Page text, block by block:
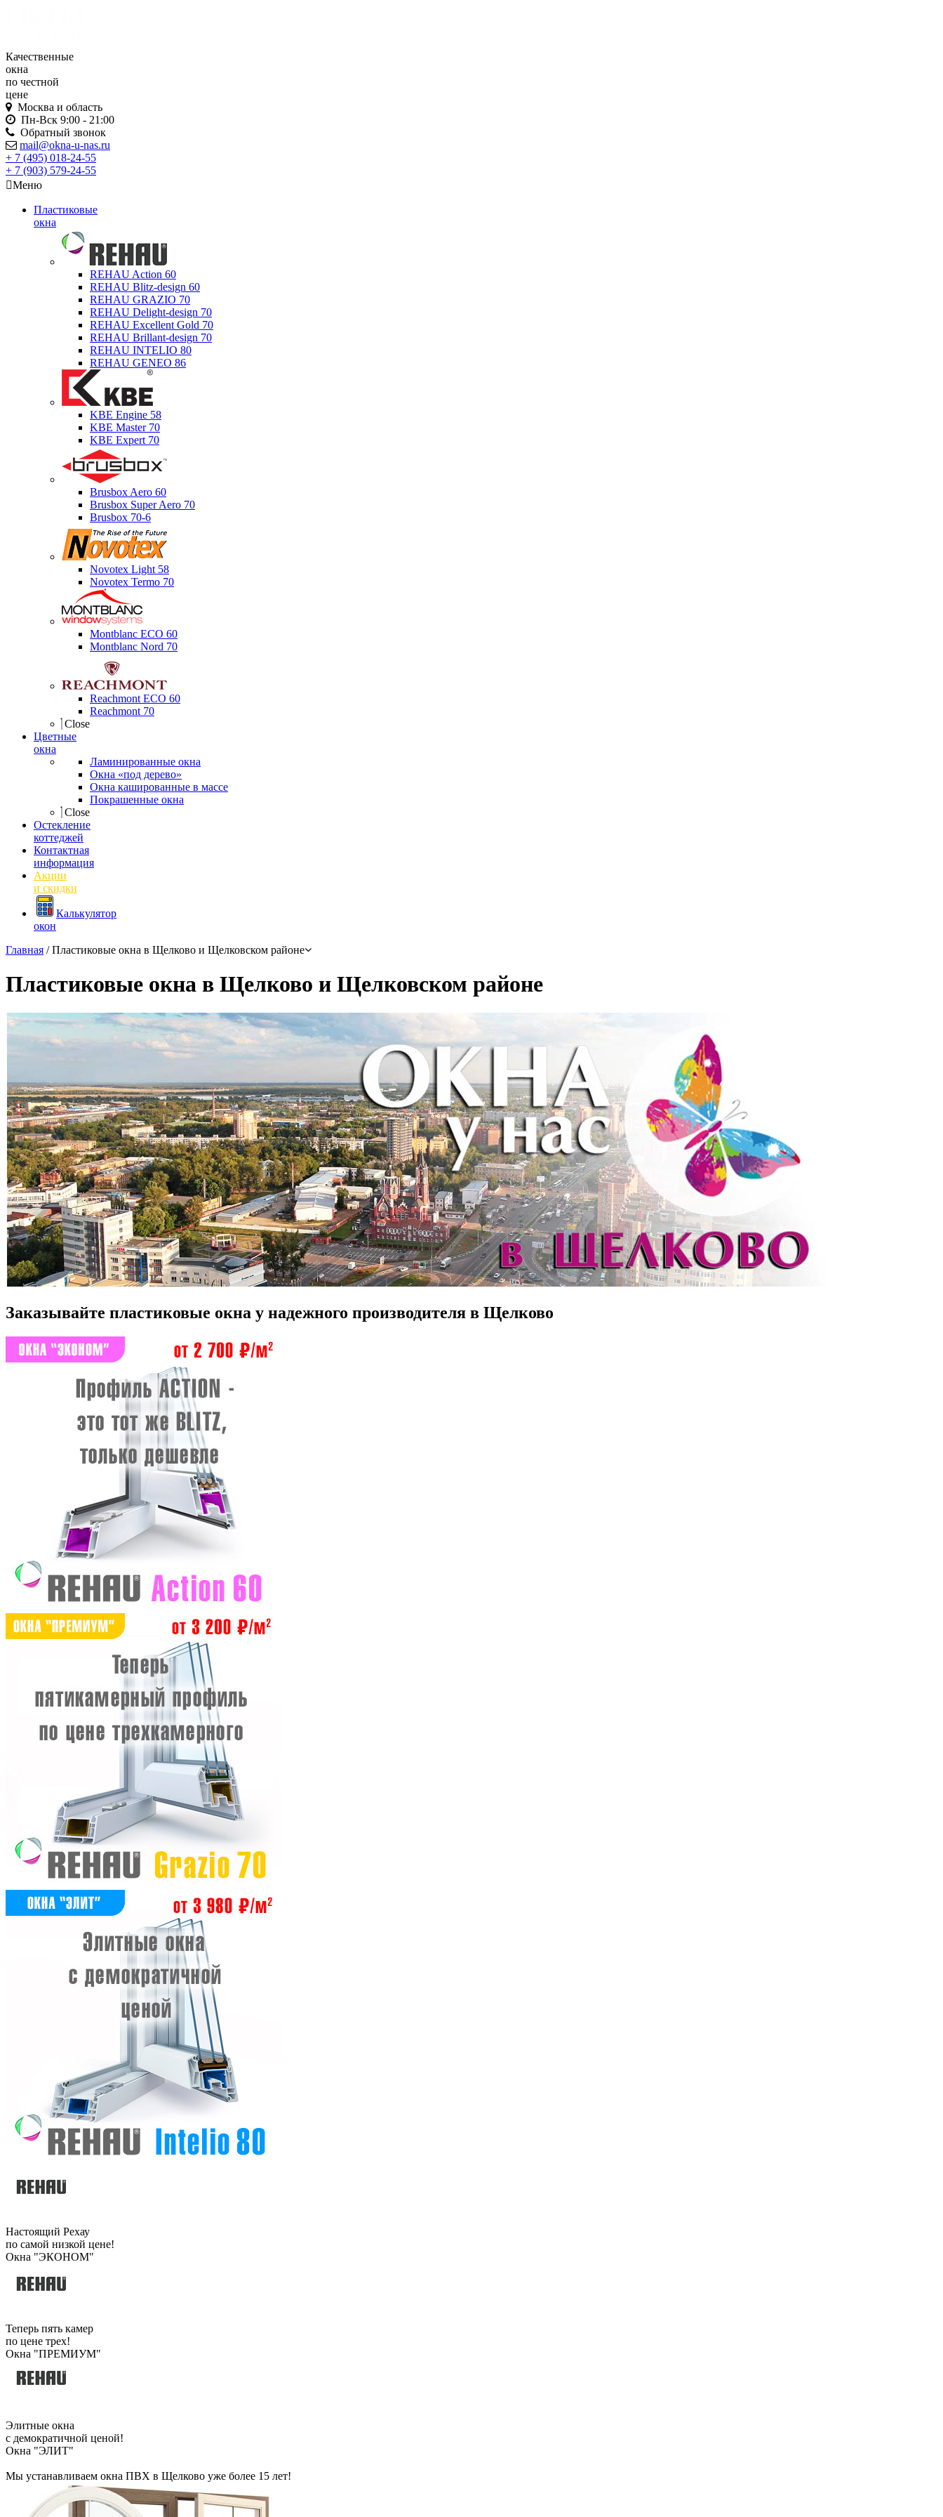
Качественные
окна
по честной
цене
Москва и область
Пн-Вск 9:00 - 21:00
Обратный звонок
mail@okna-u-nas.ru
+ 7 (495) 018-24-55
+ 7 (903) 579-24-55
Меню
Пластиковые
окна
REHAU Action 60
REHAU Blitz-design 60
REHAU GRAZIO 70
REHAU Delight-design 70
REHAU Excellent Gold 70
REHAU Brillant-design 70
REHAU INTELIO 80
REHAU GENEO 86
KBE Engine 58
KBE Master 70
KBE Expert 70
Brusbox Aero 60
Brusbox Super Aero 70
Brusbox 70-6
Novotex Light 58
Novotex Termo 70
Montblanc ECO 60
Montblanc Nord 70
Reachmont ECO 60
Reachmont 70
Close
Цветные
окна
Ламинированные окна
Окна «под дерево»
Окна кашированные в массе
Покрашенные окна
Close
Остекление
коттеджей
Контактная
информация
Акции
и скидки
Калькулятор
окон
Главная / Пластиковые окна в Щелково и Щелковском районе
Пластиковые окна в Щелково и Щелковском районе
Заказывайте пластиковые окна у надежного производителя в Щелково
Настоящий Рехау
по самой низкой цене!
Окна "ЭКОНОМ"
Теперь пять камер
по цене трех!
Окна "ПРЕМИУМ"
Элитные окна
с демократичной ценой!
Окна "ЭЛИТ"
Мы устанавливаем окна ПВХ в Щелково уже более 15 лет!